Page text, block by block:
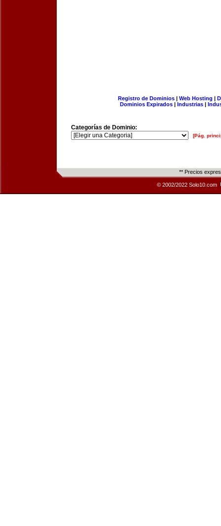
Registro de Dominios| Web Hosting |
Dominios Expirados | Industrias |
Categorías de Dominio:
[Pág.
** Precios
© 2002/2022 Solo10.com